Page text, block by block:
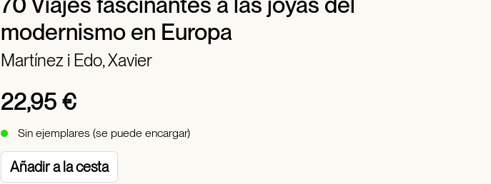
modernismo en Europa
Martínez i Edo, Xavier
22,95 €
Sin ejemplares (se puede encargar)
Añadir a la cesta